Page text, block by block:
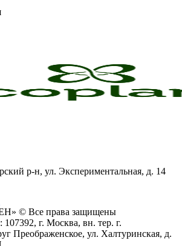
р-н, ул. Экспериментальная, д. 14
© Все права защищены
г. Москва, вн. тер. г.
Преображенское, ул. Халтуринская, д.